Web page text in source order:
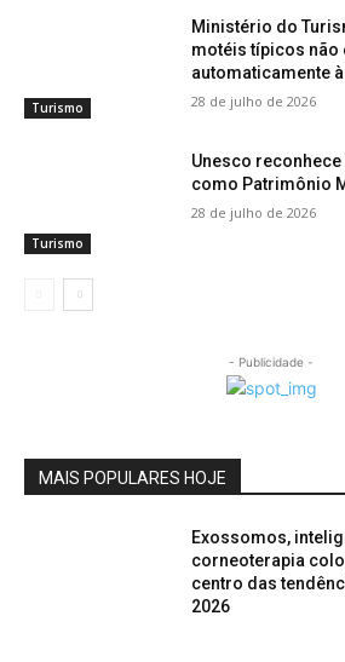
Turismo
Ministério do
motéis típicos não
automaticamente à
28 de julho de 2026
Turismo
Unesco
como Patrimônio
28 de julho de 2026
- Publicidade -
MAIS POPULARES HOJE
Exossomos,
corneoterapia
centro das
2026